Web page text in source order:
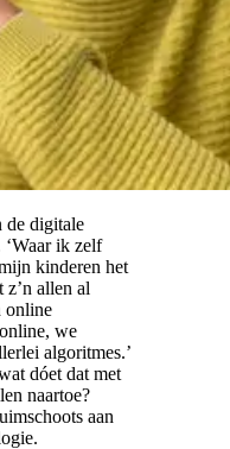
de digitale
ik zelf
kinderen het
allen al
online
we
algoritmes.’
dóet dat met
naartoe?
aan